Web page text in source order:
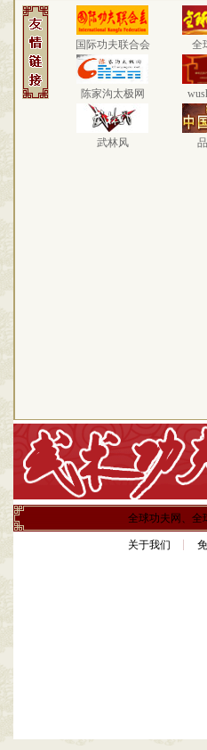
国际功夫联合会 全
陈家沟太极网
武林风
全球功夫网、全
关于我们